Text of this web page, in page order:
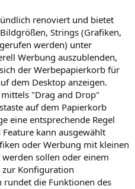
renoviert und bietet
Strings (Grafiken,
werden) unter
Werbung auszublenden,
der Werbepapierkorb für
dem Desktop anzeigen.
"Drag and Drop"
auf dem Papierkorb
eine entsprechende Regel
kann ausgewählt
oder Werbung mit kleinen
sollen oder einem
zur Konfiguration
die Funktionen des